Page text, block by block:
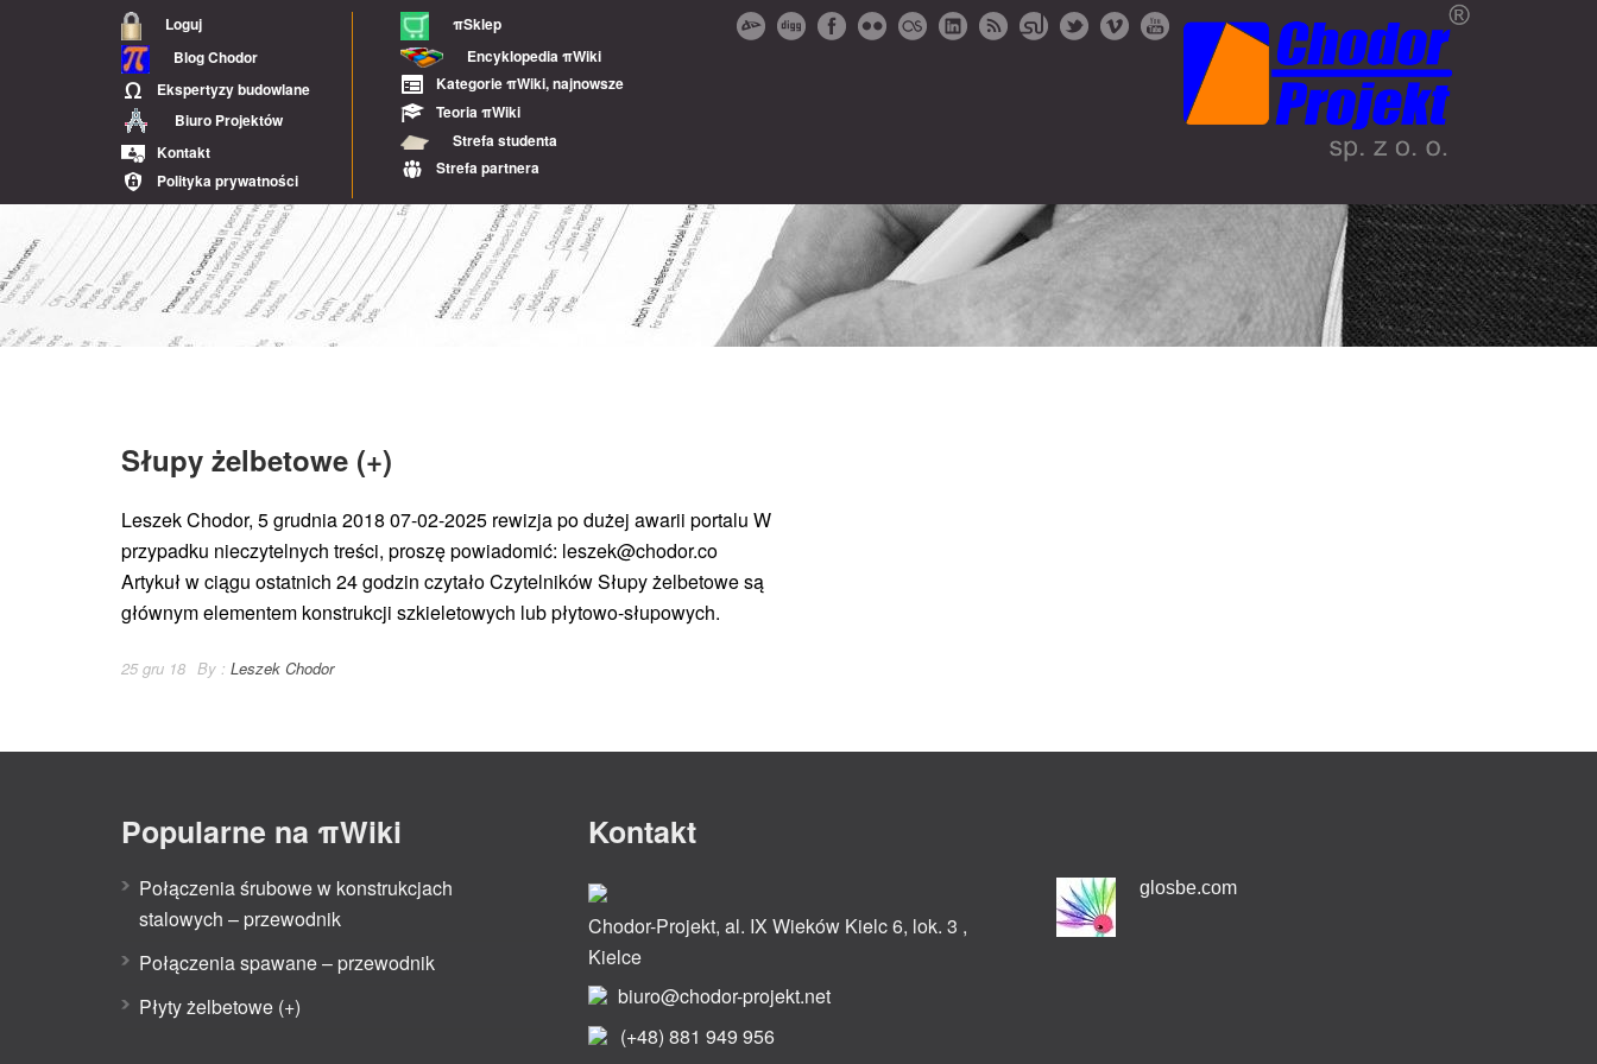
Loguj
Blog Chodor
Ekspertyzy budowlane
Biuro Projektów
Kontakt
Polityka prywatności
πSklep
Encyklopedia πWiki
Kategorie πWiki, najnowsze
Teoria πWiki
Strefa studenta
Strefa partnera
Słupy żelbetowe (+)
Leszek Chodor, 5 grudnia 2018 07-02-2025 rewizja po dużej awarii portalu W
przypadku nieczytelnych treści, proszę powiadomić: leszek@chodor.co
Artykuł w ciągu ostatnich 24 godzin czytało Czytelników Słupy żelbetowe są
głównym elementem konstrukcji szkieletowych lub płytowo-słupowych.
25 gru 18 By : Leszek Chodor
Popularne na πWiki
Połączenia śrubowe w konstrukcjach
stalowych – przewodnik
Połączenia spawane – przewodnik
Płyty żelbetowe (+)
Kontakt
Chodor-Projekt, al. IX Wieków Kielc 6, lok. 3 ,
Kielce
biuro@chodor-projekt.net
(+48) 881 949 956
glosbe.com